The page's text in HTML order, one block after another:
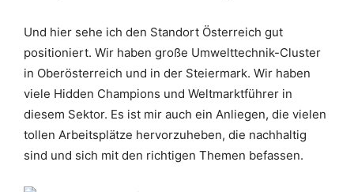
Und hier sehe ich den Standort Österreich gut
positioniert. Wir haben große Umwelttechnik-Cluster
in Oberösterreich und in der Steiermark. Wir haben
viele Hidden Champions und Weltmarktführer in
diesem Sektor. Es ist mir auch ein Anliegen, die vielen
tollen Arbeitsplätze hervorzuheben, die nachhaltig
sind und sich mit den richtigen Themen befassen.